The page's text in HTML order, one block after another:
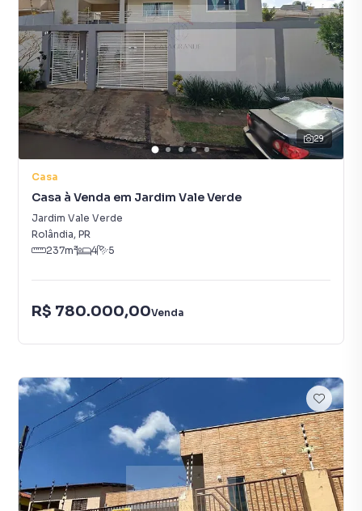
29
Casa
Casa à Venda em Jardim Vale Verde
Jardim Vale Verde
Rolândia, PR
237m² 4 5
R$ 780.000,00Venda